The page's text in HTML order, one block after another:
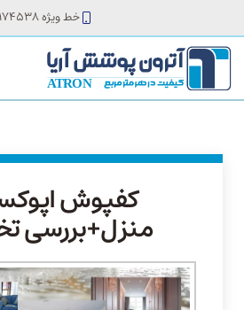
خط ویژه 02174538
کفپوش
منزل+بررسی